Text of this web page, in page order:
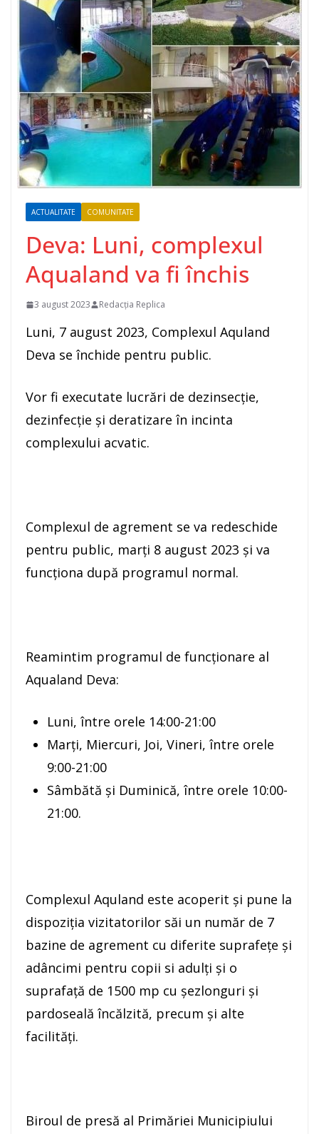
ACTUALITATE COMUNITATE
Deva: Luni, complexul
Aqualand va fi închis
3 august 2023 Redacția Replica
Luni, 7 august 2023, Complexul Aquland
Deva se închide pentru public.
Vor fi executate lucrări de dezinsecție,
dezinfecție și deratizare în incinta
complexului acvatic.
Complexul de agrement se va redeschide
pentru public, marți 8 august 2023 și va
funcționa după programul normal.
Reamintim programul de funcționare al
Aqualand Deva:
Luni, între orele 14:00-21:00
Marți, Miercuri, Joi, Vineri, între orele
9:00-21:00
Sâmbătă și Duminică, între orele 10:00-
21:00.
Complexul Aquland este acoperit și pune la
dispoziţia vizitatorilor săi un număr de 7
bazine de agrement cu diferite suprafeţe şi
adâncimi pentru copii si adulţi şi o
suprafaţă de 1500 mp cu şezlonguri şi
pardoseală încălzită, precum și alte
facilități.
Biroul de presă al Primăriei Municipiului